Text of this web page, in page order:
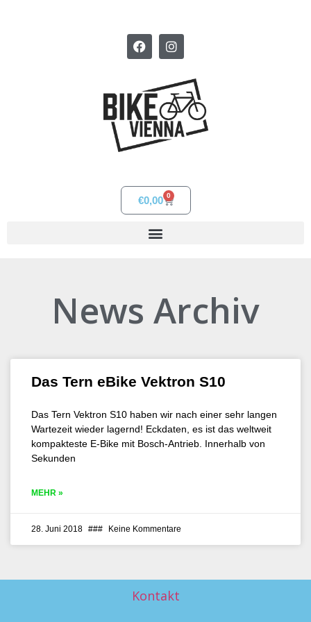
€0,00 0
News Archiv
Das Tern eBike Vektron S10
Das Tern Vektron S10 haben wir nach einer sehr langen
Wartezeit wieder lagernd! Eckdaten, es ist das weltweit
kompakteste E-Bike mit Bosch-Antrieb. Innerhalb von
Sekunden
MEHR »
28. Juni 2018 Keine Kommentare
Kontakt